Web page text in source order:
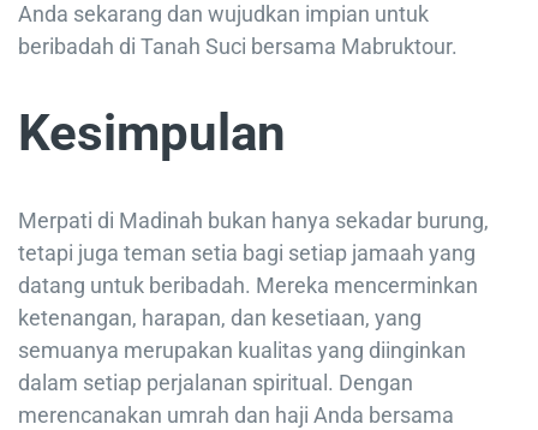
Anda sekarang dan wujudkan impian untuk
beribadah di Tanah Suci bersama Mabruktour.
Kesimpulan
Merpati di Madinah bukan hanya sekadar burung,
tetapi juga teman setia bagi setiap jamaah yang
datang untuk beribadah. Mereka mencerminkan
ketenangan, harapan, dan kesetiaan, yang
semuanya merupakan kualitas yang diinginkan
dalam setiap perjalanan spiritual. Dengan
merencanakan umrah dan haji Anda bersama